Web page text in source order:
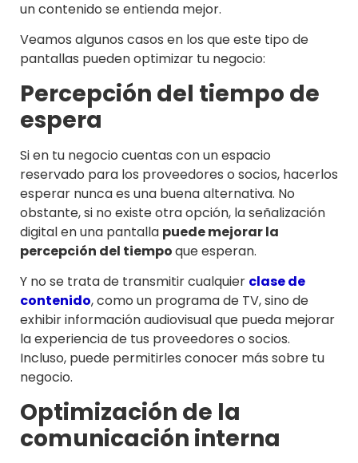
un contenido se entienda mejor.
Veamos algunos casos en los que este tipo de
pantallas pueden optimizar tu negocio:
Percepción del tiempo de
espera
Si en tu negocio cuentas con un espacio
reservado para los proveedores o socios, hacerlos
esperar nunca es una buena alternativa. No
obstante, si no existe otra opción, la señalización
digital en una pantalla puede mejorar la
percepción del tiempoque esperan.
Y no se trata de transmitir cualquier clase de
contenido, como un programa de TV, sino de
exhibir información audiovisual que pueda mejorar
la experiencia de tus proveedores o socios.
Incluso, puede permitirles conocer más sobre tu
negocio.
Optimización de la
comunicación interna